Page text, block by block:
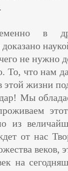
в
не нужно
что нам
жизни
Мы
из
от нас
веков,
на